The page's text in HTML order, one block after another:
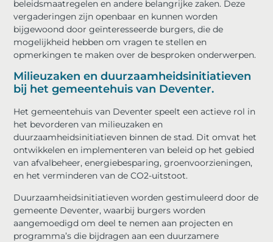
beleidsmaatregelen en andere belangrijke zaken. Deze
vergaderingen zijn openbaar en kunnen worden
bijgewoond door geïnteresseerde burgers, die de
mogelijkheid hebben om vragen te stellen en
opmerkingen te maken over de besproken onderwerpen.
Milieuzaken en duurzaamheidsinitiatieven
bij het gemeentehuis van Deventer.
Het gemeentehuis van Deventer speelt een actieve rol in
het bevorderen van milieuzaken en
duurzaamheidsinitiatieven binnen de stad. Dit omvat het
ontwikkelen en implementeren van beleid op het gebied
van afvalbeheer, energiebesparing, groenvoorzieningen,
en het verminderen van de CO2-uitstoot.
Duurzaamheidsinitiatieven worden gestimuleerd door de
gemeente Deventer, waarbij burgers worden
aangemoedigd om deel te nemen aan projecten en
programma’s die bijdragen aan een duurzamere